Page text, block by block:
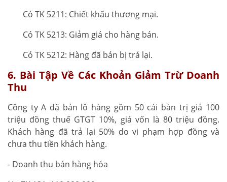
Có TK 5211: Chiết khấu thương mại.
Có TK 5213: Giảm giá cho hàng bán.
Có TK 5212: Hàng đã bán bị trả lại.
6. Bài Tập Về Các Khoản Giảm Trừ Doanh
Thu
Công ty A đã bán lô hàng gồm 50 cái bàn trị giá 100
triệu đồng thuế GTGT 10%, giá vốn là 80 triệu đồng.
Khách hàng đã trả lại 50% do vi phạm hợp đồng và
chưa thu tiền khách hàng.
- Doanh thu bán hàng hóa